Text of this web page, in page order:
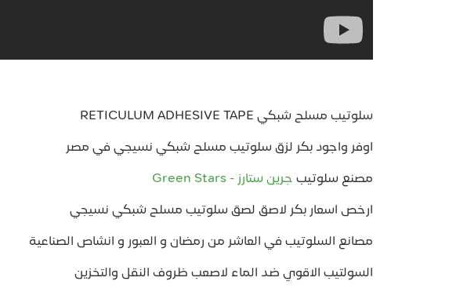
سلوتيب مسلح شبكي RETICULUM ADHESIVE TAPE
اوفر واجود بكر لزق سلوتيب مسلح شبكي نسيجي في مصر
مصنع سلوتيب جرين ستارز - Green Stars
ارخص اسعار بكر لاصق لصق سلوتيب مسلح شبكي نسيجي
مصانع السلوتيب في العاشر من رمضان و العبور و انشاص الصناعية
السولتيب الاقوي ضد الماء لاصعب ظروف النقل والتخزين